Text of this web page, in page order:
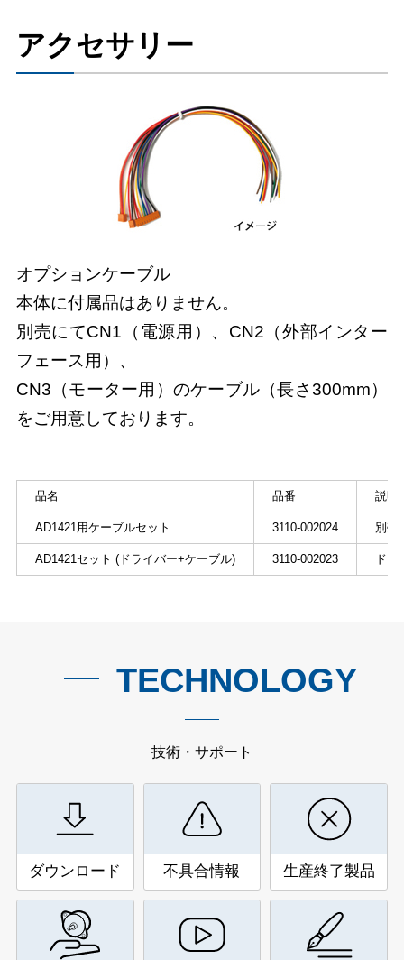
アクセサリー
オプションケーブル
本体に付属品はありません。
別売にてCN1（電源用）、CN2（外部インター
フェース用）、
CN3（モーター用）のケーブル（長さ300mm）
をご用意しております。
品名 品番 説明
AD1421用ケーブルセット 3110-002024 別売
AD1421セット (ドライバー+ケーブル) 3110-002023 ド
TECHNOLOGY
技術・サポート
ダウンロード 不具合情報 生産終了製品